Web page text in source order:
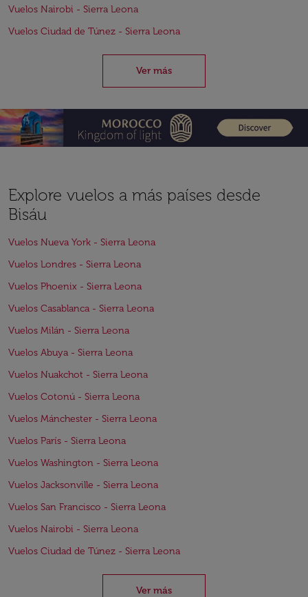
Vuelos Nairobi - Sierra Leona
Vuelos Ciudad de Túnez - Sierra Leona
Ver más
Explore vuelos a más países desde
Bisáu
Vuelos Nueva York - Sierra Leona
Vuelos Londres - Sierra Leona
Vuelos Phoenix - Sierra Leona
Vuelos Casablanca - Sierra Leona
Vuelos Milán - Sierra Leona
Vuelos Abuya - Sierra Leona
Vuelos Nuakchot - Sierra Leona
Vuelos Cotonú - Sierra Leona
Vuelos Mánchester - Sierra Leona
Vuelos París - Sierra Leona
Vuelos Washington - Sierra Leona
Vuelos Jacksonville - Sierra Leona
Vuelos San Francisco - Sierra Leona
Vuelos Nairobi - Sierra Leona
Vuelos Ciudad de Túnez - Sierra Leona
Ver más